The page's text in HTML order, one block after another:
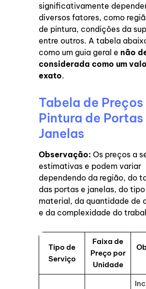
significativamente
diversos fatores, como
de pintura, condições da
entre outros. A tabela
como um guia geral e não
considerada como um
exato.
Tabela de Preços
Pintura de Portas
Janelas
Observação: Os preços a
estimativas e podem variar
dependendo da região, do
das portas e janelas, do
material, da quantidade de
e da complexidade do
Tipo de
Serviço
Faixa de
Preço por
Unidade